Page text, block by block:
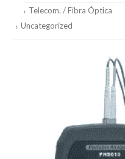
Telecom. / Fibra Óptica
Uncategorized